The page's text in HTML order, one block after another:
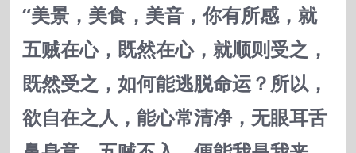
“美景，美食，美音，你有所感，就
五贼在心，既然在心，就顺则受之，
既然受之，如何能逃脱命运？所以，
欲自在之人，能心常清净，无眼耳舌